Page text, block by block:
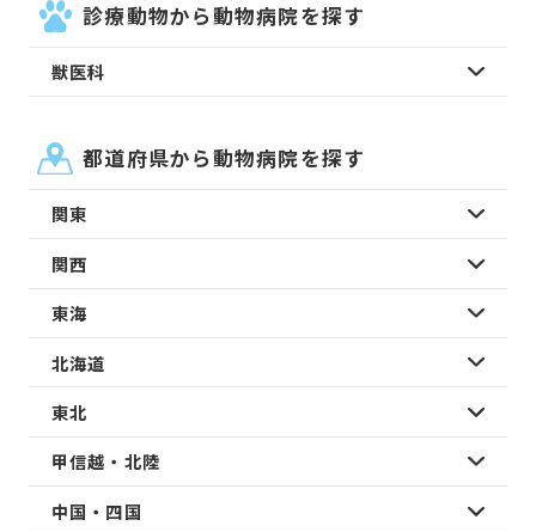
診療動物から動物病院を探す
獣医科
都道府県から動物病院を探す
関東
関西
東海
北海道
東北
甲信越・北陸
中国・四国